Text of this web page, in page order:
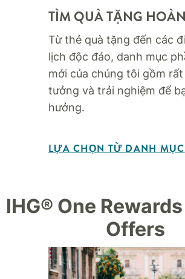
TÌM QUÀ TẶNG
Từ thẻ quà tặng đến các
lịch độc đáo, danh mục
mới của chúng tôi gồm
tưởng và trải nghiệm để
hưởng.
LỰA CHỌN TỪ DANH MỤC
IHG® One
Offers